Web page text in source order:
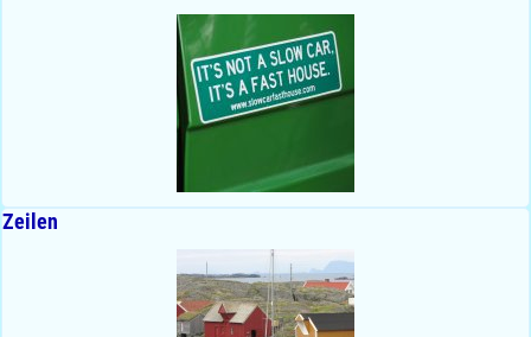
Zeilen